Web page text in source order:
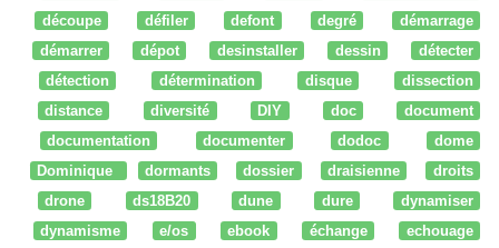
découpe
défiler defont degré
démarrage
démarrer
dépot desinstaller dessin
détecter
détection
détermination disque
dissection
distance
diversité DIY doc
document
documentation
documenter dodoc
dome
Dominique
dormants dossier draisienne
droits
drone
ds18B20 dune dure
dynamiser
dynamisme
e/os ebook échange
echouage